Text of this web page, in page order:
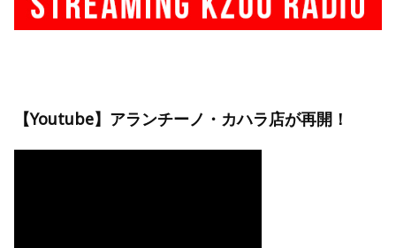
【Youtube】アランチーノ・カハラ店が再開！